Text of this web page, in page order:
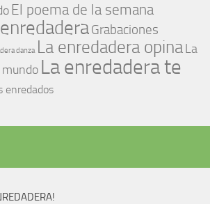
El poema de la semana
Grabaciones
danza La enredadera opinaLa
mundo La enredadera te
enredados